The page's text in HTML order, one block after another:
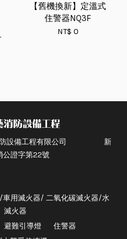
【舊機換新】定溫式
住警器NQ3F
NT$ 0
消防設備工程有限公司 新
公證字第22號
用滅火器/ 二氧化碳滅火器/水
滅火器
避難引導燈
住警器